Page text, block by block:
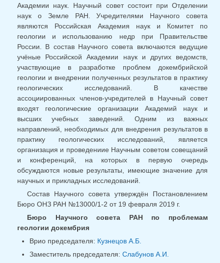
Академии наук. Научный совет состоит при Отделении
наук о Земле РАН. Учредителями Научного совета
являются Российская Академия наук и Комитет по
геологии и использованию недр при Правительстве
России. В состав Научного совета включаются ведущие
учёные Российской Академии наук и других ведомств,
участвующие в разработке проблем докембрийской
геологии и внедрении полученных результатов в практику
геологических исследований. В качестве
ассоциированных членов-учредителей в Научный совет
входят геологические организации Академий наук и
высших учебных заведений. Одним из важных
направлений, необходимых для внедрения результатов в
практику геологических исследований, является
организация и проведениие Научным советом совещаний
и конференций, на которых в первую очередь
обсуждаются новые результаты, имеющие значение для
научных и прикладных исследований.
Состав Научного совета утверждён Постановлением
Бюро ОНЗ РАН №13000/1-2 от 19 февраля 2019 г.
Бюро Научного совета РАН по проблемам
геологии докембрия
Врио председателя: Кузнецов А.Б.
Заместитель председателя: Слабунов А.И.